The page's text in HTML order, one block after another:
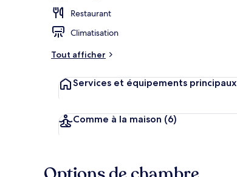
Restaurant
Climatisation
Tout afficher
Services et équipements principaux
Comme à la maison (6)